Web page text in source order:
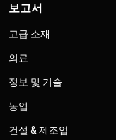
보고서
고급 소재
의료
정보 및 기술
농업
건설 & 제조업